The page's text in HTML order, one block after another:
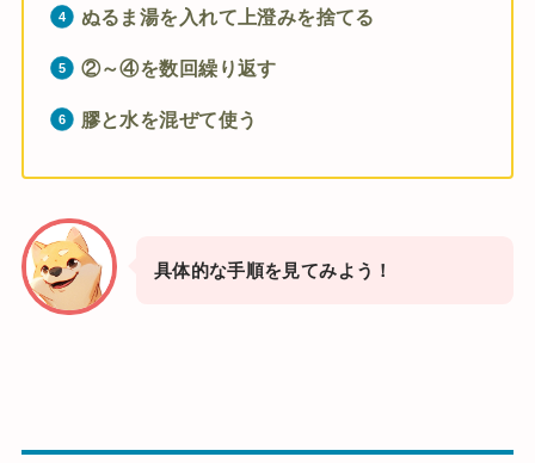
ぬるま湯を入れて上澄みを捨てる
②～④を数回繰り返す
膠と水を混ぜて使う
具体的な手順を見てみよう！